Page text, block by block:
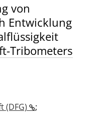
von
Entwicklung
Tribometers
(DFG)
;